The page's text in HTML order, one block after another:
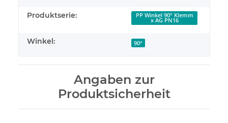
Produktserie: PP Winkel 90° Klemm
x AG PN16
Winkel: 90°
Angaben zur
Produktsicherheit